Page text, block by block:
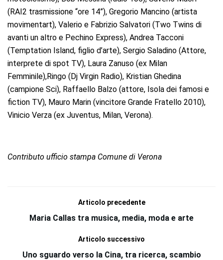
(RAI2 trasmissione “ore 14”), Gregorio Mancino (artista
movimentart), Valerio e Fabrizio Salvatori (Two Twins di
avanti un altro e Pechino Express), Andrea Tacconi
(Temptation Island, figlio d’arte), Sergio Saladino (Attore,
interprete di spot TV), Laura Zanuso (ex Milan
Femminile),Ringo (Dj Virgin Radio), Kristian Ghedina
(campione Sci), Raffaello Balzo (attore, Isola dei famosi e
fiction TV), Mauro Marin (vincitore Grande Fratello 2010),
Vinicio Verza (ex Juventus, Milan, Verona).
Contributo ufficio stampa Comune di Verona
Articolo precedente
Maria Callas tra musica, media, moda e arte
Articolo successivo
Uno sguardo verso la Cina, tra ricerca, scambio